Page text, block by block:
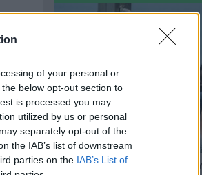
of your personal or
below opt-out section to
is processed you may
utilized by us or personal
separately opt-out of the
the IAB’s list of downstream
parties on the IAB’s List of